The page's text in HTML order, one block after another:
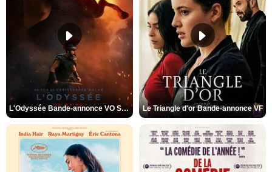
L'Odyssée Bande-annonce VO STFR Le Triangle d'or Bande-annonce VF